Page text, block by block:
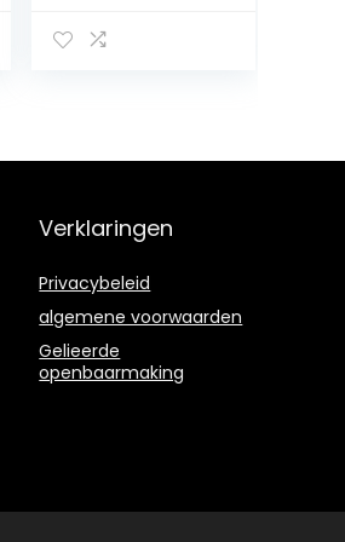
digitale radio,
wekker,
hoofdtelefoona
Verklaringen
Privacybeleid
algemene voorwaarden
Gelieerde
openbaarmaking